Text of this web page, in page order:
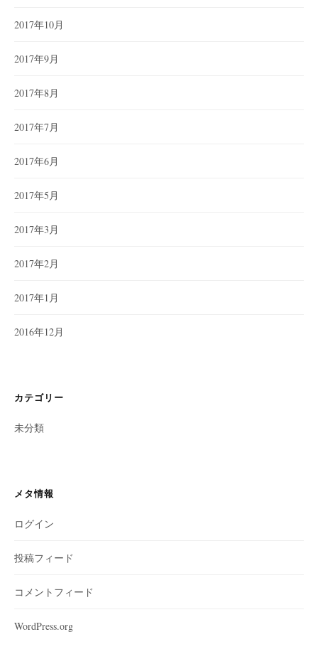
2017年10月
2017年9月
2017年8月
2017年7月
2017年6月
2017年5月
2017年3月
2017年2月
2017年1月
2016年12月
カテゴリー
未分類
メタ情報
ログイン
投稿フィード
コメントフィード
WordPress.org